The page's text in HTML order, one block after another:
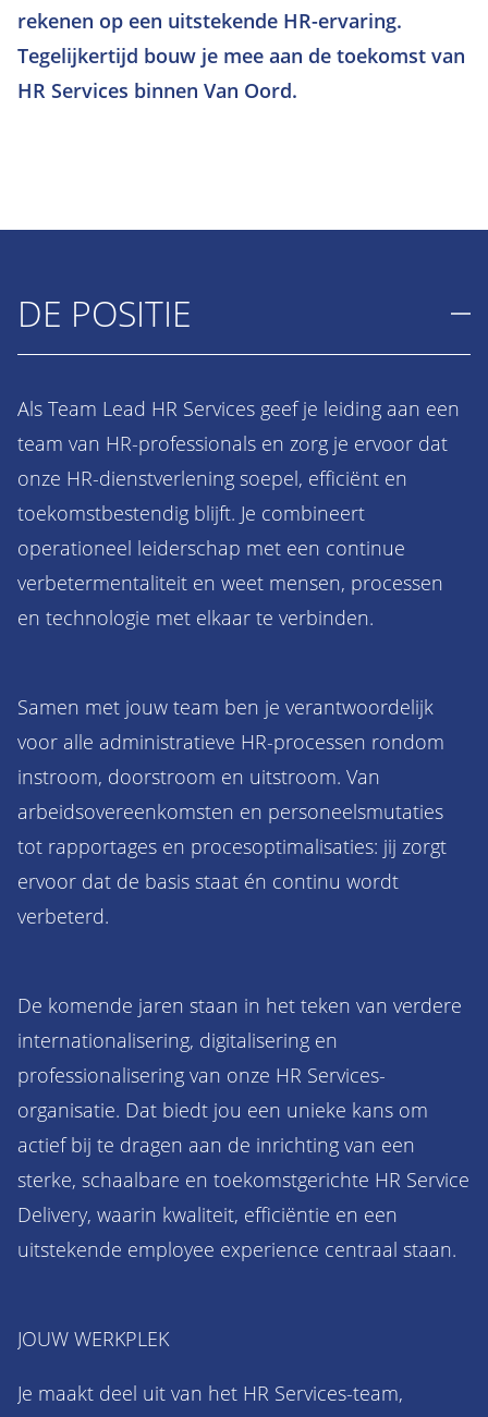
rekenen op een uitstekende HR-ervaring.
Tegelijkertijd bouw je mee aan de toekomst van
HR Services binnen Van Oord.
DE POSITIE
Als Team Lead HR Services geef je leiding aan een
team van HR-professionals en zorg je ervoor dat
onze HR-dienstverlening soepel, efficiënt en
toekomstbestendig blijft. Je combineert
operationeel leiderschap met een continue
verbetermentaliteit en weet mensen, processen
en technologie met elkaar te verbinden.
Samen met jouw team ben je verantwoordelijk
voor alle administratieve HR-processen rondom
instroom, doorstroom en uitstroom. Van
arbeidsovereenkomsten en personeelsmutaties
tot rapportages en procesoptimalisaties: jij zorgt
ervoor dat de basis staat én continu wordt
verbeterd.
De komende jaren staan in het teken van verdere
internationalisering, digitalisering en
professionalisering van onze HR Services-
organisatie. Dat biedt jou een unieke kans om
actief bij te dragen aan de inrichting van een
sterke, schaalbare en toekomstgerichte HR Service
Delivery, waarin kwaliteit, efficiëntie en een
uitstekende employee experience centraal staan.
JOUW WERKPLEK
Je maakt deel uit van het HR Services-team,